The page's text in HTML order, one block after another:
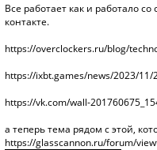
Все работает как и работало
контакте.
https://overclockers.ru/blog/
https://ixbt.games/news/2023/
https://vk.com/wall-
а теперь тема рядом с этой,
https://glasscannon.ru/forum/